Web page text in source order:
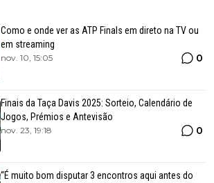
Como e onde ver as ATP Finals em direto na TV ou
em streaming
nov. 10, 15:05 0
Finais da Taça Davis 2025: Sorteio, Calendário de
Jogos, Prémios e Antevisão
nov. 23, 19:18 0
“É muito bom disputar 3 encontros aqui antes do